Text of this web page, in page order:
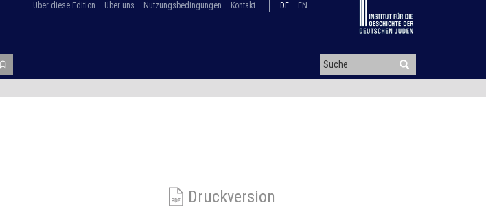
Über diese Edition Über uns Nutzungsbedingungen Kontakt DE EN
Druckversion